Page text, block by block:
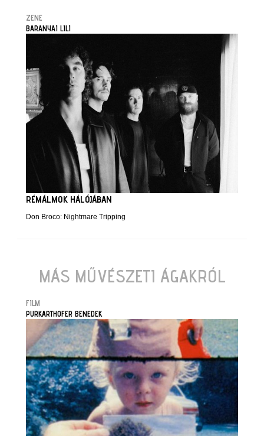
ZENE
BARANYAI LILI
RÉMÁLMOK HÁLÓJÁBAN
Don Broco: Nightmare Tripping
MÁS MŰVÉSZETI ÁGAKRÓL
FILM
PURKARTHOFER BENEDEK